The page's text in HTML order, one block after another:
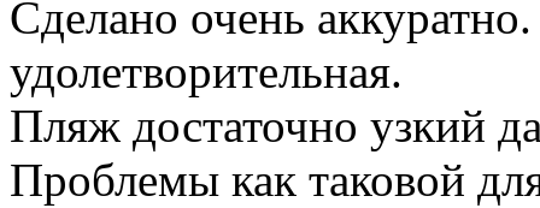
Сделано очень
удолетворительная.
Пляж достаточно узкий
Проблемы как таковой